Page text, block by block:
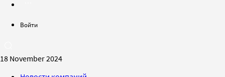
Войти
18 November 2024